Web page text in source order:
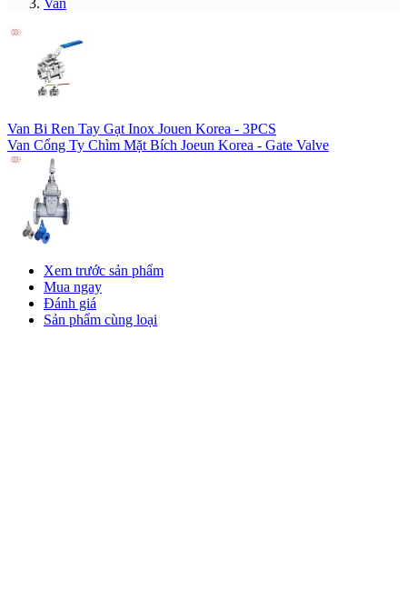
Van
Van Bi Ren Tay Gạt Inox Jouen Korea - 3PCS
Van Cổng Ty Chìm Mặt Bích Joeun Korea - Gate Valve
Xem trước sản phẩm
Mua ngay
Đánh giá
Sản phẩm cùng loại